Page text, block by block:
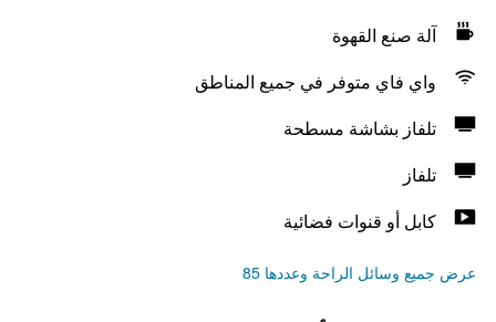
آلة صنع القهوة
واي فاي متوفر في جميع المناطق
تلفاز بشاشة مسطحة
تلفاز
كابل أو قنوات فضائية
عرض جميع وسائل الراحة وعددها 85